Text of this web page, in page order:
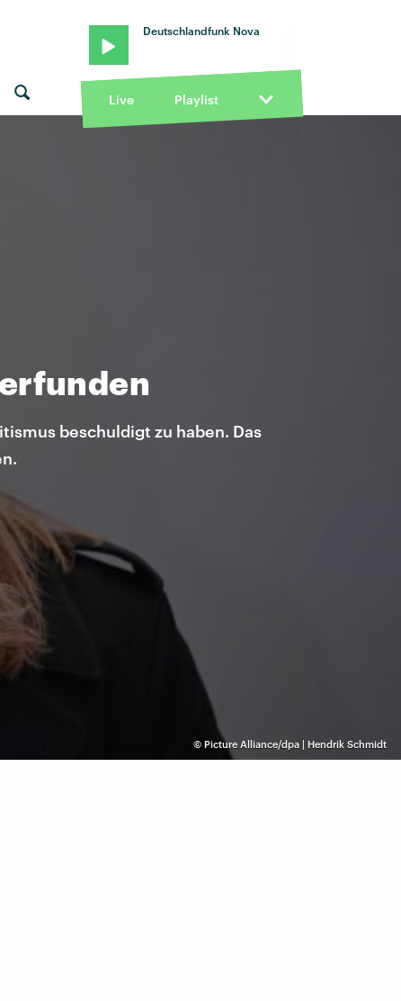
Deutschlandfunk Nova
Live Playlist
© Picture Alliance/dpa | Hendrik Schmidt
beschuldigt zu haben. Das